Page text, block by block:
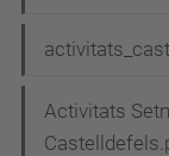
Activitats